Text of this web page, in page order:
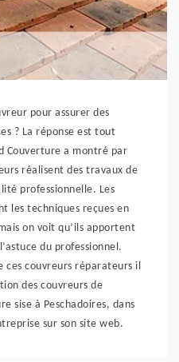
pour assurer des
? La réponse est tout
Couverture a montré par
réalisent des travaux de
professionnelle. Les
les techniques reçues en
on voit qu’ils apportent
du professionnel.
ces couvreurs réparateurs il
des couvreurs de
sise à Peschadoires, dans
sur son site web.